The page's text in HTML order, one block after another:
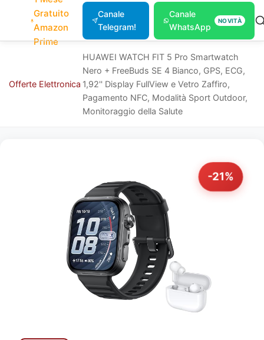
Gratuito
Amazon
Prime
Canale
Telegram!
Canale
WhatsApp
NOVITÀ
Offerte Elettronica
HUAWEI WATCH FIT 5 Pro Smartwatch
Nero + FreeBuds SE 4 Bianco, GPS, ECG,
1,92'' Display FullView e Vetro Zaffiro,
Pagamento NFC, Modalità Sport Outdoor,
Monitoraggio della Salute
-21%